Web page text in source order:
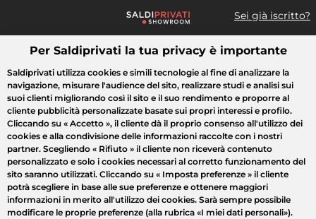
Sei già iscritto?
Cosa cerchi?
Tutte le vendite Moda Casa Bellezza Elettrodomestici
Per Saldiprivati la tua privacy è importante
Saldiprivati utilizza cookies e simili tecnologie al fine di analizzare la
navigazione, misurare l'audience del sito, realizzare studi e analisi sui
suoi clienti migliorando così il sito e il suo rendimento e proporre al
cliente pubblicità personalizzate basate sui propri interessi e profilo.
Cliccando su « Accetto », il cliente dà il proprio consenso all'utilizzo dei
cookies e alla condivisione delle informazioni raccolte con i nostri
partner. Scegliendo « Rifiuto » il cliente non riceverà contenuto
personalizzato e solo i cookies necessari al corretto funzionamento del
sito saranno utilizzati. Cliccando su « Imposta preferenze » il cliente
potrà scegliere in base alle sue preferenze e ottenere maggiori
informazioni in merito all'utilizzo dei cookies. Sarà sempre possibile
modificare le proprie preferenze (alla rubrica «I miei dati personali»).